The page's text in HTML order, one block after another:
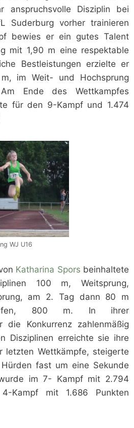
anspruchsvolle Disziplin bei
Suderburg vorher trainieren
bewies er ein gutes Talent
mit 1,90 m eine respektable
Bestleistungen erzielte er
im Weit- und Hochsprung
Ende des Wettkampfes
für den 9-Kampf und 1.474
WJ U16
Katharina Spors beinhaltete
100 m, Weitsprung,
am 2. Tag dann 80 m
800 m. In ihrer
die Konkurrenz zahlenmäßig
Disziplinen erreichte sie ihre
letzten Wettkämpfe, steigerte
fast um eine Sekunde
im 7- Kampf mit 2.794
Kampf mit 1.686 Punkten